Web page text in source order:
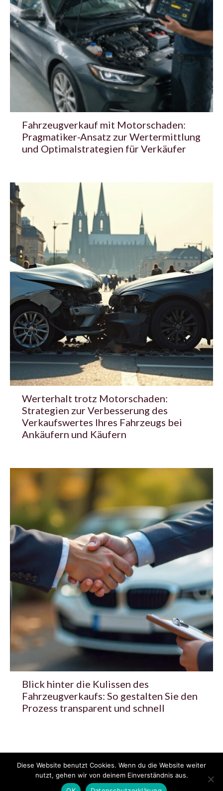
Fahrzeugverkauf mit Motorschaden:
Pragmatiker-Ansatz zur Wertermittlung
und Optimalstrategien für Verkäufer
Werterhalt trotz Motorschaden:
Strategien zur Verbesserung des
Verkaufswertes Ihres Fahrzeugs bei
Ankäufern und Käufern
Blick hinter die Kulissen des
Fahrzeugverkaufs: So gestalten Sie den
Prozess transparent und schnell
© 2020 - 2025 Copyright - KFZzeitung.com
Datenschutzerklärung FAQ Kontakt Impressum
Diese Website benutzt Cookies. Wenn du die Website weiter
nutzt, gehen wir von deinem Einverständnis aus.